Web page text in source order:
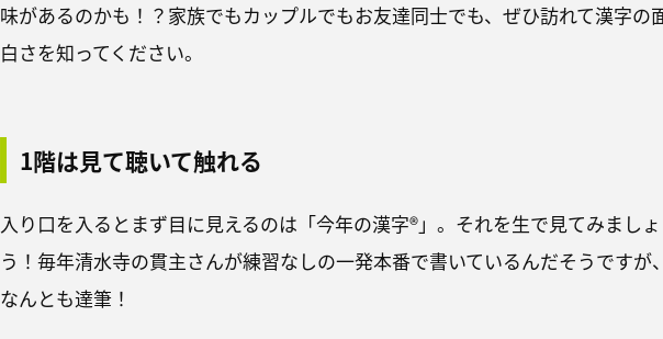
味があるのかも！？家族でもカップルでもお友達同士でも、ぜひ訪れて漢字の
白さを知ってください。
1階は見て聴いて触れる
入り口を入るとまず目に見えるのは「今年の漢字®」。それを生で見てみましょ
う！毎年清水寺の貫主さんが練習なしの一発本番で書いているんだそうですが
なんとも達筆！